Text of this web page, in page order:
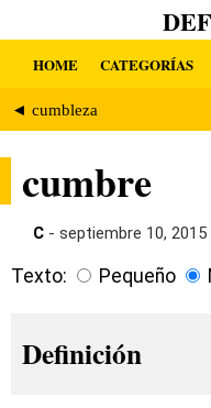
HOME CATEGORÍAS
◄ cumbleza
cumbre
C - septiembre 10, 2015
Texto: Pequeño
Definición